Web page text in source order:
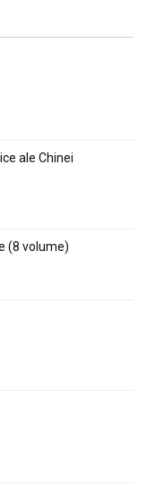
ale Chinei
(8 volume)